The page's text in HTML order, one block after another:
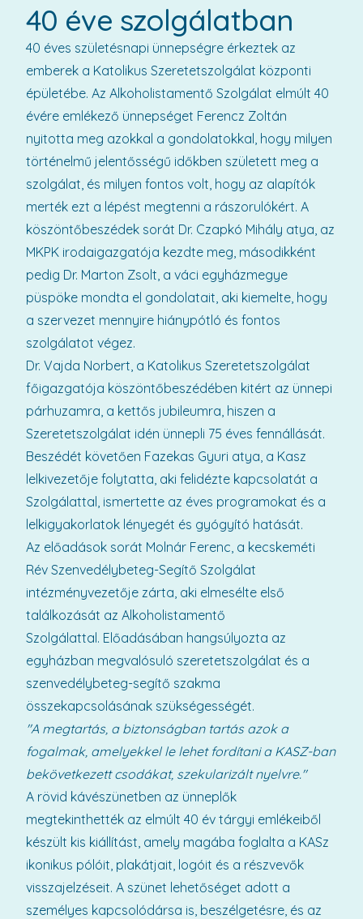
40 éve szolgálatban
40 éves születésnapi ünnepségre érkeztek az
emberek a Katolikus Szeretetszolgálat központi
épületébe. Az Alkoholistamentő Szolgálat elmúlt 40
évére emlékező ünnepséget Ferencz Zoltán
nyitotta meg azokkal a gondolatokkal, hogy milyen
történelmű jelentősségű időkben született meg a
szolgálat, és milyen fontos volt, hogy az alapítók
merték ezt a lépést megtenni a rászorulókért. A
köszöntőbeszédek sorát Dr. Czapkó Mihály atya, az
MKPK irodaigazgatója kezdte meg, másodikként
pedig Dr. Marton Zsolt, a váci egyházmegye
püspöke mondta el gondolatait, aki kiemelte, hogy
a szervezet mennyire hiánypótló és fontos
szolgálatot végez.
Dr. Vajda Norbert, a Katolikus Szeretetszolgálat
főigazgatója köszöntőbeszédében kitért az ünnepi
párhuzamra, a kettős jubileumra, hiszen a
Szeretetszolgálat idén ünnepli 75 éves fennállását.
Beszédét követően Fazekas Gyuri atya, a Kasz
lelkivezetője folytatta, aki felidézte kapcsolatát a
Szolgálattal, ismertette az éves programokat és a
lelkigyakorlatok lényegét és gyógyító hatását.
Az előadások sorát Molnár Ferenc, a kecskeméti
Rév Szenvedélybeteg-Segítő Szolgálat
intézményvezetője zárta, aki elmesélte első
találkozását az Alkoholistamentő
Szolgálattal. Előadásában hangsúlyozta az
egyházban megvalósuló szeretetszolgálat és a
szenvedélybeteg-segítő szakma
összekapcsolásának szükségességét.
"A megtartás, a biztonságban tartás azok a
fogalmak, amelyekkel le lehet fordítani a KASZ-ban
bekövetkezett csodákat, szekularizált nyelvre."
A rövid kávészünetben az ünneplők
megtekinthették az elmúlt 40 év tárgyi emlékeiből
készült kis kiállítást, amely magába foglalta a KASz
ikonikus pólóit, plakátjait, logóit és a részvevők
visszajelzéseit. A szünet lehetőséget adott a
személyes kapcsolódársa is, beszélgetésre, és az